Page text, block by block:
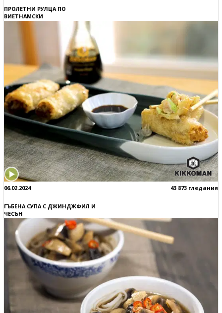
ПРОЛЕТНИ РУЛЦА ПО
ВИЕТНАМСКИ
06.02.2024 43 873 гледания
ГЪБЕНА СУПА С ДЖИНДЖФИЛ И
ЧЕСЪН